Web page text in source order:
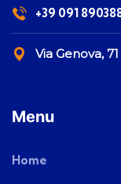
+39 091
Via Genova,
Menu
Home